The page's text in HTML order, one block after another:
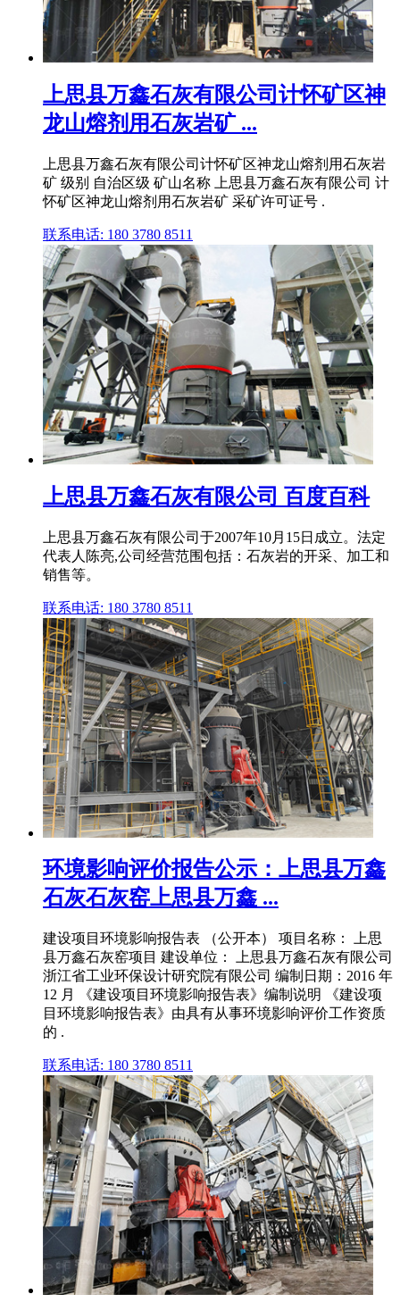
上思县万鑫石灰有限公司计怀矿区神
龙山熔剂用石灰岩矿 ...
上思县万鑫石灰有限公司计怀矿区神龙山熔剂用石灰岩
矿 级别 自治区级 矿山名称 上思县万鑫石灰有限公司 计
怀矿区神龙山熔剂用石灰岩矿 采矿许可证号 .
联系电话: 180 3780 8511
上思县万鑫石灰有限公司 百度百科
上思县万鑫石灰有限公司于2007年10月15日成立。法定
代表人陈亮,公司经营范围包括：石灰岩的开采、加工和
销售等。
联系电话: 180 3780 8511
环境影响评价报告公示：上思县万鑫
石灰石灰窑上思县万鑫 ...
建设项目环境影响报告表 （公开本） 项目名称： 上思
县万鑫石灰窑项目 建设单位： 上思县万鑫石灰有限公司
浙江省工业环保设计研究院有限公司 编制日期：2016 年
12 月 《建设项目环境影响报告表》编制说明 《建设项
目环境影响报告表》由具有从事环境影响评价工作资质
的 .
联系电话: 180 3780 8511